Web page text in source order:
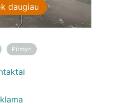
daugiau
daugiau
Pirmyn